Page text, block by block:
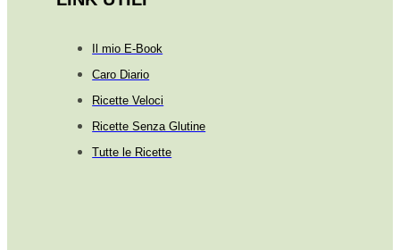
Il mio E-Book
Caro Diario
Ricette Veloci
Ricette Senza Glutine
Tutte le Ricette